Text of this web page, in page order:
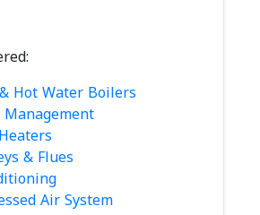
Hot Water Boilers
& Flues
Air System